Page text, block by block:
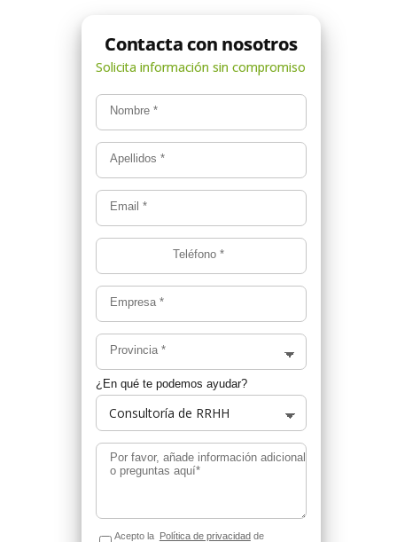
Nombre *
Apellidos *
Email *
Teléfono *
Empresa *
Provincia *
¿En qué te podemos ayudar?
Por favor, añade información adicional
o preguntas aquí*
Acepto la Política de privacidadde